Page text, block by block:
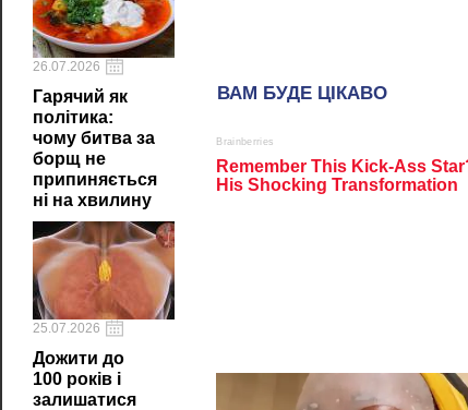
26.07.2026
Гарячий як
політика:
чому битва за
борщ не
припиняється
ні на хвилину
25.07.2026
Дожити до
100 років і
залишатися